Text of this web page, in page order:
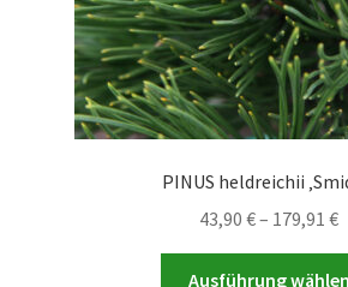
PINUS heldreichii
43,90 €– 179,91 €
bis
Ausführung wählen